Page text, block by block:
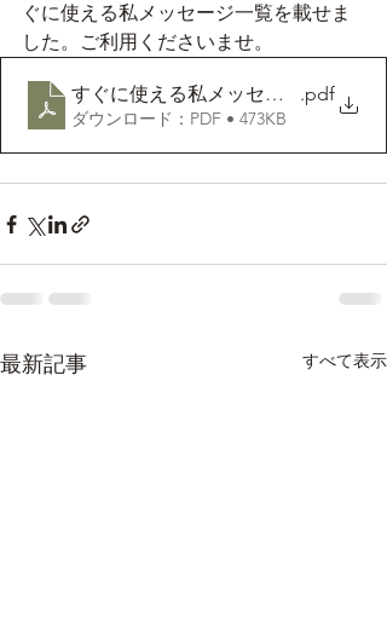
ぐに使える私メッセージ一覧を載せま
した。ご利用くださいませ。
すぐに使える私メッセージ一覧
.pdf
ダウンロード：PDF • 473KB
最新記事 すべて表示